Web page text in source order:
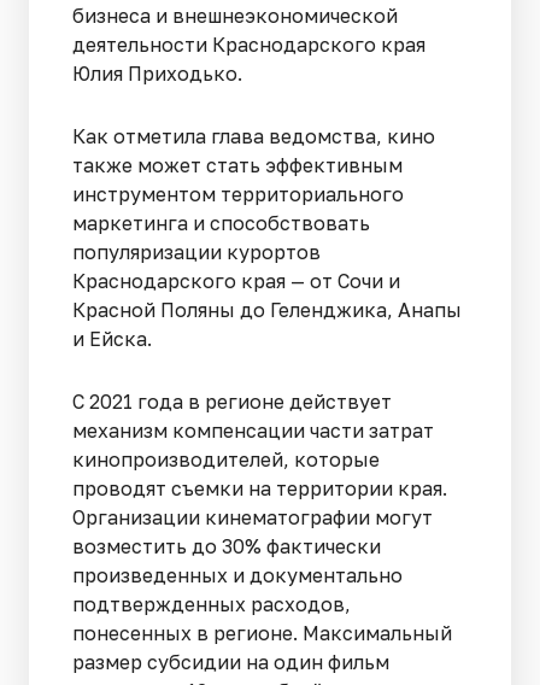
бизнеса и внешнеэкономической
деятельности Краснодарского края
Юлия Приходько.
Как отметила глава ведомства, кино
также может стать эффективным
инструментом территориального
маркетинга и способствовать
популяризации курортов
Краснодарского края — от Сочи и
Красной Поляны до Геленджика, Анапы
и Ейска.
С 2021 года в регионе действует
механизм компенсации части затрат
кинопроизводителей, которые
проводят съемки на территории края.
Организации кинематографии могут
возместить до 30% фактически
произведенных и документально
подтвержденных расходов,
понесенных в регионе. Максимальный
размер субсидии на один фильм